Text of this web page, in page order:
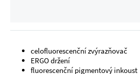
celofluorescenční zvýrazňovač
ERGO držení
fluorescenční pigmentový inkoust